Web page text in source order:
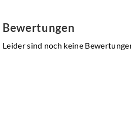
Bewertungen
Leider sind noch keine